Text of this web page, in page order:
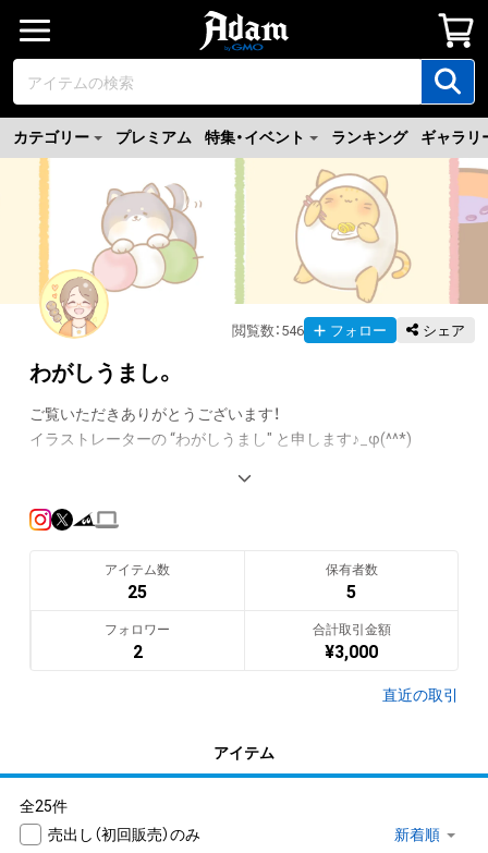
カテゴリー プレミアム 特集・イベント ランキング ギャラリ
閲覧数 ： 546 フォロー シェア
わがしうまし。
ご覧いただきありがとうございます！
イラストレーターの “わがしうまし" と申します♪_φ(^^*)
売、オリジナルキャラクターデザインなど幅広く活動しており
ゆるくてほわほわしたキャラクターが多めです︎✿⡱
翻訳（AI）を表示
アイテム数
25
保有者数
5
フォロワー
2
合計取引金額
¥3,000
直近の取引
アイテム
全25件
売出し（初回販売）のみ